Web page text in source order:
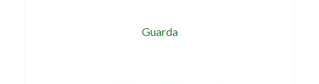
Guarda